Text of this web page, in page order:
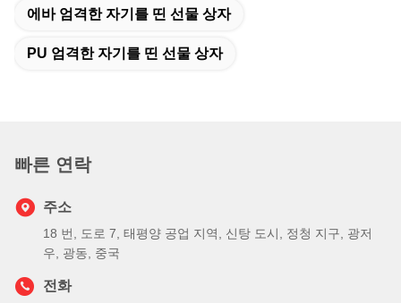
에바 엄격한 자기를 띤 선물 상자
PU 엄격한 자기를 띤 선물 상자
빠른 연락
주소
18 번, 도로 7, 태평양 공업 지역, 신탕 도시, 정청 지구, 광저
우, 광동, 중국
전화